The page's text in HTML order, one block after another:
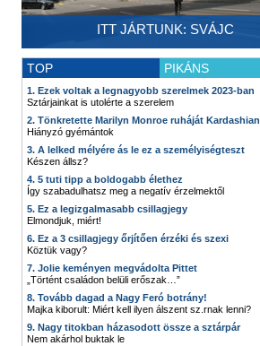
ITT JÁRTUNK: SVÁJC
TOP PIKÁNS
1. Ezek voltak a legnagyobb szerelmek 2023-ban
Sztárjainkat is utolérte a szerelem
2. Tönkretette Marilyn Monroe ruháját Kardashian
Hiányzó gyémántok
3. A lelked mélyére ás le ez a személyiségteszt
Készen állsz?
4. 5 tuti tipp a boldogabb élethez
Így szabadulhatsz meg a negatív érzelmektől
5. Ez a legizgalmasabb csillagjegy
Elmondjuk, miért!
6. Ez a 3 csillagjegy őrjítően érzéki és szexi
Köztük vagy?
7. Jolie keményen megvádolta Pittet
„Történt családon belüli erőszak…”
8. Tovább dagad a Nagy Feró botrány!
Majka kiborult: Miért kell ilyen álszent sz.rnak lenni?
9. Nagy titokban házasodott össze a sztárpár
Nem akárhol buktak le